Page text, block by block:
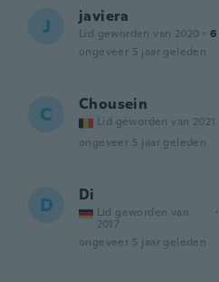
J javiera
Lid geworden van 2020 · 6
ongeveer 5 jaar geleden
C Chousein
Lid geworden van 2021
ongeveer 5 jaar geleden
D Di
Lid geworden van
2017
·
ongeveer 5 jaar geleden